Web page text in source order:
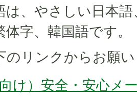
は、やさしい日本
字、韓国語です。
のリンクからお願
向け）安全・安心メ